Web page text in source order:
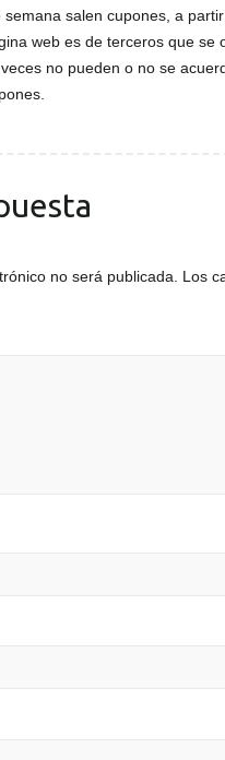
semana salen cupones, a
web es de terceros que se
no pueden o no se
no será publicada.
Los